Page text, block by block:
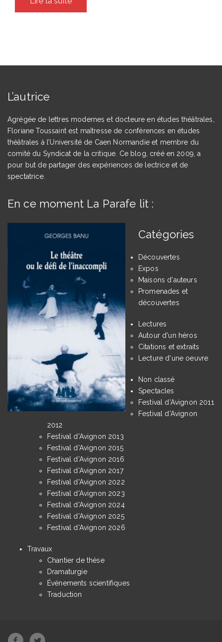
L’autrice
Agrégée de lettres modernes et docteure en études théâtrales,
Floriane Toussaint est maîtresse de conférences en études
théâtrales à l’Université de Caen Normandie et membre du
comité du Syndicat de la critique. Ce blog, créé en 2009, a
pour but de partager des expériences de lectrice et de
spectatrice.
En ce moment La Parafe lit :
Catégories
Découvertes
Expos
Maisons d'auteurs
Promenades et
découvertes
Lectures
Autour d'un héros
Citations et extraits
Lecture d'une oeuvre
Non classé
Spectacles
Festival d'Avignon 2011
Festival d'Avignon
2012
Festival d'Avignon 2013
Festival d'Avignon 2015
Festival d'Avignon 2016
Festival d'Avignon 2017
Festival d'Avignon 2022
Festival d'Avignon 2023
Festival d'Avignon 2024
Festival d'Avignon 2025
Festival d'Avignon 2026
Travaux
Chantier de thèse
Dramaturgie
Événements scientifiques
Traduction